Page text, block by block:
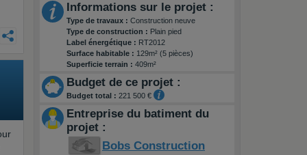
Informations sur le projet :
Type de travaux : Construction neuve
Type de construction : Plain pied
Label énergétique : RT2012
Surface habitable : 129m² (5 pièces)
Superficie terrain : 409m²
Budget de ce projet :
Budget total : 221 500 €
Entreprise du batiment du
projet :
Bobs Construction